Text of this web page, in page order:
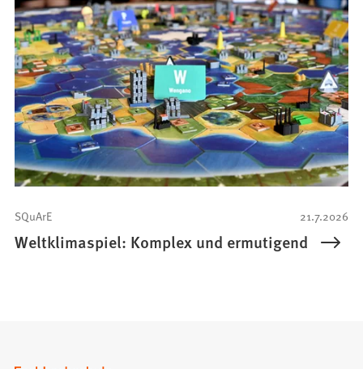
21.7.2026
SQuArE
Weltklimaspiel: Komplex und ermutigend